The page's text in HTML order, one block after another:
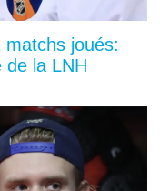
matchs joués:
de la LNH